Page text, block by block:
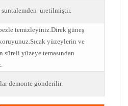
suntalemden üretilmiştir.
temizleyiniz.Direk güneş
koruyunuz.Sıcak yüzeylerin ve
süreli yüzeye temasından
demonte gönderilir.